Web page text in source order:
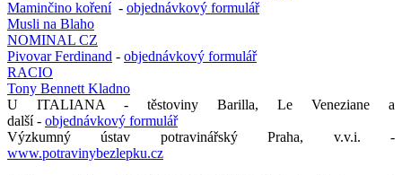
Maminčino koření- objednávkový formulář
Musli na Blaho
NOMINAL CZ
Pivovar Ferdinand - objednávkový formulář
RACIO
Tony Bennett Kladno
U ITALIANA - těstoviny Barilla, Le Veneziane a
další - objednávkový formulář
Výzkumný ústav potravinářský Praha, v.v.i. -
www.potravinybezlepku.cz